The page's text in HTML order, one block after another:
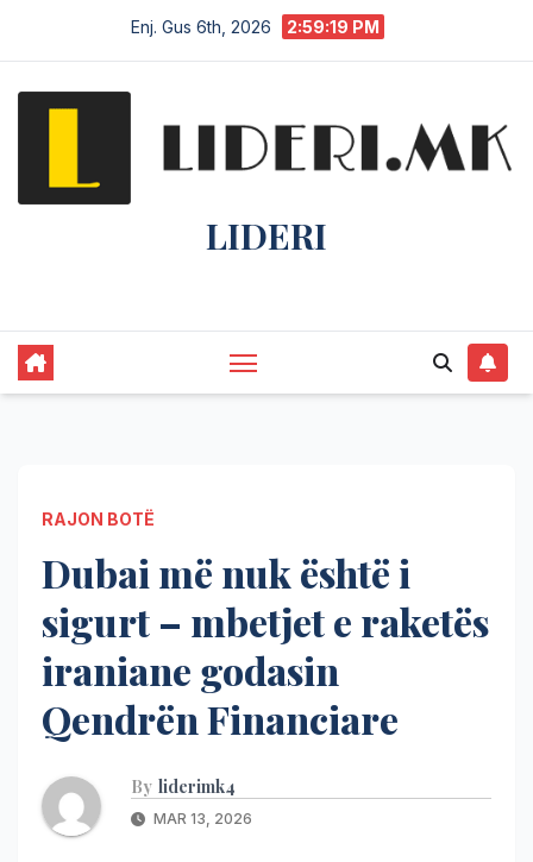
Enj. Gus 6th, 2026 2:59:20 PM
LIDERI
RAJON BOTË
Dubai më nuk është i
sigurt – mbetjet e raketës
iraniane godasin
Qendrën Financiare
By liderimk4
MAR 13, 2026